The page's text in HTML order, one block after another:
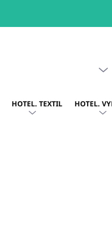
HOTEL. TEXTIL HOTEL.